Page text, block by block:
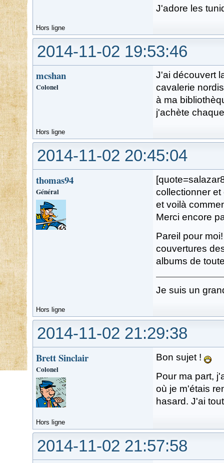
J'adore les
Hors ligne
2014-11-02 19:53:46
mcshan
Colonel
J'ai découvert
cavalerie
à ma
j'achète
Hors ligne
2014-11-02 20:45:04
thomas94
Général
collectionner et
et voilà
Merci encore
Pareil pour
couvertures
albums de
Je suis un
Hors ligne
2014-11-02 21:29:38
Brett Sinclair
Colonel
Bon sujet !
Pour ma part,
où je m'étais
hasard. J'ai
Hors ligne
2014-11-02 21:57:58